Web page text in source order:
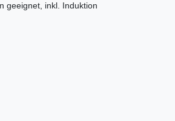
geeignet, inkl. Induktion